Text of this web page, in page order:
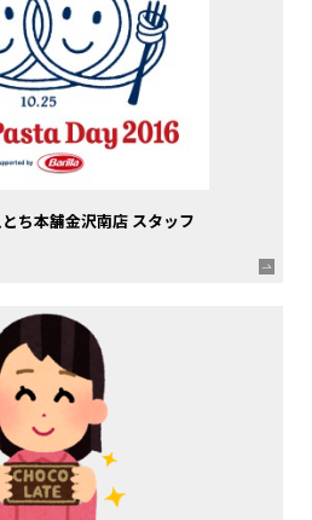
ち本舗金沢南店 スタッフ